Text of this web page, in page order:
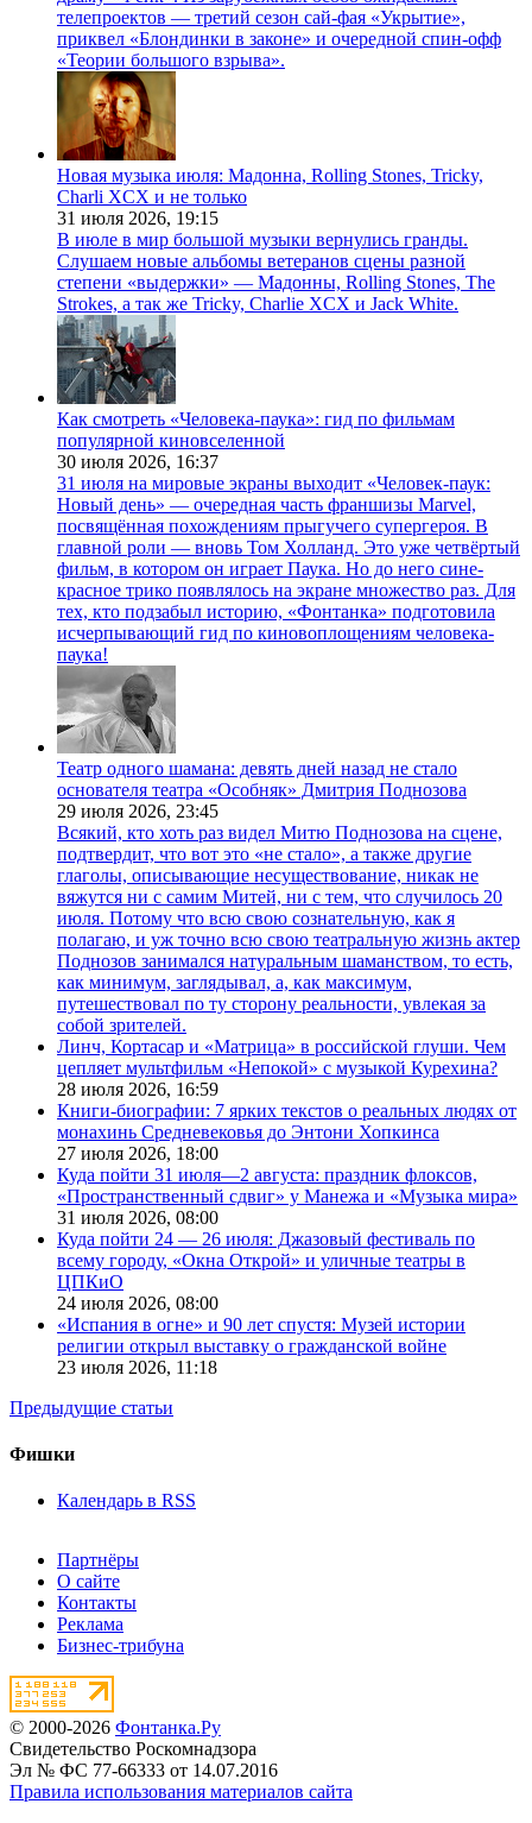
телепроектов — третий сезон сай-фая «Укрытие»,
приквел «Блондинки в законе» и очередной спин-офф
«Теории большого взрыва».
Новая музыка июля: Мадонна, Rolling Stones, Tricky,
Charli XCX и не только
31 июля 2026, 19:15
В июле в мир большой музыки вернулись гранды.
Слушаем новые альбомы ветеранов сцены разной
степени «выдержки» — Мадонны, Rolling Stones, The
Strokes, а так же Tricky, Charlie XCX и Jack White.
Как смотреть «Человека-паука»: гид по фильмам
популярной киновселенной
30 июля 2026, 16:37
31 июля на мировые экраны выходит «Человек-паук:
Новый день» — очередная часть франшизы Marvel,
посвящённая похождениям прыгучего супергероя. В
главной роли — вновь Том Холланд. Это уже четвёртый
фильм, в котором он играет Паука. Но до него сине-
красное трико появлялось на экране множество раз. Для
тех, кто подзабыл историю, «Фонтанка» подготовила
исчерпывающий гид по киновоплощениям человека-
паука!
Театр одного шамана: девять дней назад не стало
основателя театра «Особняк» Дмитрия Поднозова
29 июля 2026, 23:45
Всякий, кто хоть раз видел Митю Поднозова на сцене,
подтвердит, что вот это «не стало», а также другие
глаголы, описывающие несуществование, никак не
вяжутся ни с самим Митей, ни с тем, что случилось 20
июля. Потому что всю свою сознательную, как я
полагаю, и уж точно всю свою театральную жизнь актер
Поднозов занимался натуральным шаманством, то есть,
как минимум, заглядывал, а, как максимум,
путешествовал по ту сторону реальности, увлекая за
собой зрителей.
Линч, Кортасар и «Матрица» в российской глуши. Чем
цепляет мультфильм «Непокой» с музыкой Курехина?
28 июля 2026, 16:59
Книги-биографии: 7 ярких текстов о реальных людях от
монахинь Средневековья до Энтони Хопкинса
27 июля 2026, 18:00
Куда пойти 31 июля—2 августа: праздник флоксов,
«Пространственный сдвиг» у Манежа и «Музыка мира»
31 июля 2026, 08:00
Куда пойти 24 — 26 июля: Джазовый фестиваль по
всему городу, «Окна Открой» и уличные театры в
ЦПКиО
24 июля 2026, 08:00
«Испания в огне» и 90 лет спустя: Музей истории
религии открыл выставку о гражданской войне
23 июля 2026, 11:18
Предыдущие статьи
Фишки
Календарь в RSS
Партнёры
О сайте
Контакты
Реклама
Бизнес-трибуна
© 2000-2026 Фонтанка.Ру
Свидетельство Роскомнадзора
Эл № ФС 77-66333 от 14.07.2016
Правила использования материалов сайта